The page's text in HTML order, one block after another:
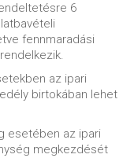
6
fennmaradási
az ipari
birtokában lehet
esetében az ipari
megkezdését